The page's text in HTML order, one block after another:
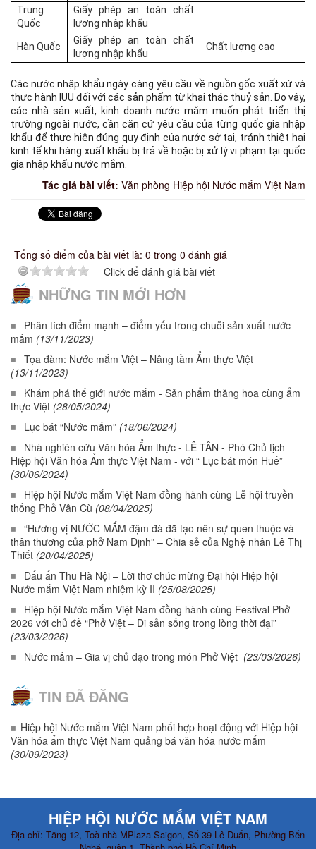
Trung
Quốc
Giấy phép an toàn chất
lượng nhập khẩu
Hàn Quốc
Giấy phép an toàn chất
lượng nhập khẩu
Chất lượng cao
Các nước nhập khẩu ngày càng yêu cầu về nguồn gốc xuất xứ và
thực hành IUU đối với các sản phẩm từ khai thác thuỷ sản. Do vậy,
các nhà sản xuất, kinh doanh nước mắm muốn phát triển thị
trường ngoài nước, cần căn cứ yêu cầu của từng quốc gia nhập
khẩu để thực hiện đúng quy định của nước sở tại, tránh thiệt hại
kinh tế khi hàng xuất khẩu bị trả về hoặc bị xử lý vi phạm tại quốc
gia nhập khẩu nước mắm.
Tác giả bài viết: Văn phòng Hiệp hội Nước mắm Việt Nam
Tổng số điểm của bài viết là: 0 trong 0 đánh giá
Click để đánh giá bài viết
NHỮNG TIN MỚI HƠN
Phân tích điểm mạnh – điểm yếu trong chuỗi sản xuất nước
mắm (13/11/2023)
Tọa đàm: Nước mắm Việt – Nâng tầm Ẩm thực Việt
(13/11/2023)
Khám phá thế giới nước mắm - Sản phẩm thăng hoa cùng ẩm
thực Việt (28/05/2024)
Lục bát “Nước mắm” (18/06/2024)
Nhà nghiên cứu Văn hóa Ẩm thực - LÊ TÂN - Phó Chủ tịch
Hiệp hội Văn hóa Ẩm thực Việt Nam - với “ Lục bát món Huế”
(30/06/2024)
Hiệp hội Nước mắm Việt Nam đồng hành cùng Lễ hội truyền
thống Phở Vân Cù (08/04/2025)
“Hương vị NƯỚC MẮM đậm đà đã tạo nên sự quen thuộc và
thân thương của phở Nam Định” – Chia sẻ của Nghệ nhân Lê Thị
Thiết (20/04/2025)
Dấu ấn Thu Hà Nội – Lời thơ chúc mừng Đại hội Hiệp hội
Nước mắm Việt Nam nhiệm kỳ II (25/08/2025)
Hiệp hội Nước mắm Việt Nam đồng hành cùng Festival Phở
2026 với chủ đề “Phở Việt – Di sản sống trong lòng thời đại”
(23/03/2026)
Nước mắm – Gia vị chủ đạo trong món Phở Việt (23/03/2026)
TIN ĐÃ ĐĂNG
Hiệp hội Nước mắm Việt Nam phối hợp hoạt động với Hiệp hội
Văn hóa ẩm thực Việt Nam quảng bá văn hóa nước mắm
(30/09/2023)
HIỆP HỘI NƯỚC MẮM VIỆT NAM
Địa chỉ: Tầng 12, Toà nhà MPlaza Saigon, Số 39 Lê Duẩn, Phường Bến